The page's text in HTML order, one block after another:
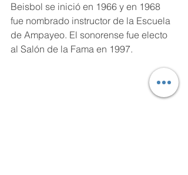
Beisbol se inició en 1966 y en 1968
fue nombrado instructor de la Escuela
de Ampayeo. El sonorense fue electo
al Salón de la Fama en 1997.